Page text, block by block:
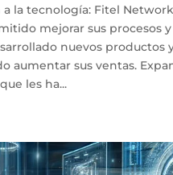
la tecnología: Fitel
mejorar sus procesos
nuevos productos
aumentar sus ventas.
les ha...